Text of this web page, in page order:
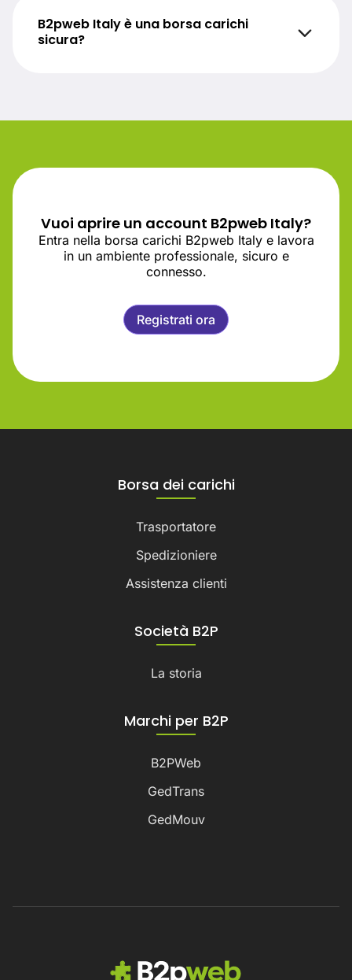
B2pweb Italy è una borsa carichi
sicura?
Vuoi aprire un account B2pweb Italy?
Entra nella borsa carichi B2pweb Italy e lavora
in un ambiente professionale, sicuro e
connesso.
Registrati ora
Borsa dei carichi
Trasportatore
Spedizioniere
Assistenza clienti
Società B2P
La storia
Marchi per B2P
B2PWeb
GedTrans
GedMouv